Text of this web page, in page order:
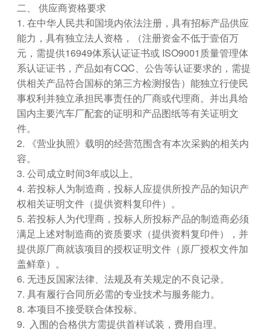
二、 供应商资格要求
1. 在中华人民共和国境内依法注册，具有招标产品供应
能力，具有独立法人资格，（注册资金不低于壹佰万
元，需提供16949体系认证证书或 ISO9001质量管理体
系认证证书，产品如有CQC、公告等认证要求的，需提
供相关产品符合国标的第三方检测报告）能独立行使民
事权利并独立承担民事责任的厂商或代理商。并出具给
国内主要汽车厂配套的证明和产品图纸等有关证明文
件。
2. 《营业执照》载明的经营范围含有本次采购的相关内
容。
3. 公司成立时间3年或以上。
4. 若投标人为制造商，投标人应提供所投产品的知识产
权相关证明文件（提供资料复印件）。
5. 若投标人为代理商，投标人所投标产品的制造商必须
满足上述对制造商的资质要求（提供资料复印件），并
提供原厂商就该项目的授权证明文件（原厂授权文件加
盖鲜章）。
6. 无违反国家法律、法规及有关规定的不良记录。
7. 具有履行合同所必需的专业技术与服务能力。
8. 本项目不接受联合体投标。
9. 入围的合格供方需提供首样试装，费用自理。